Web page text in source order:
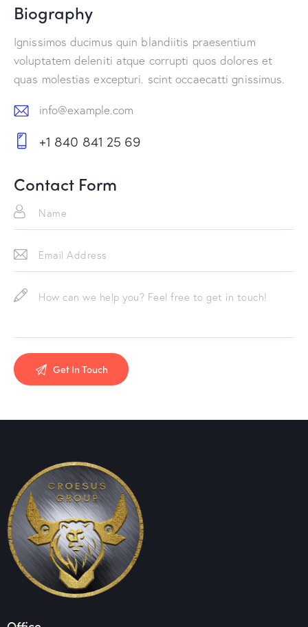
Biography
Ignissimos ducimus quin blandiitis praesentium
voluptatem deleniti atque corrupti quos dolores et
quas molestias excepturi. scint occaecatti gnissimus.
E-
m
info@example.com
on
e:
+1 840 841 25 69
Contact Form